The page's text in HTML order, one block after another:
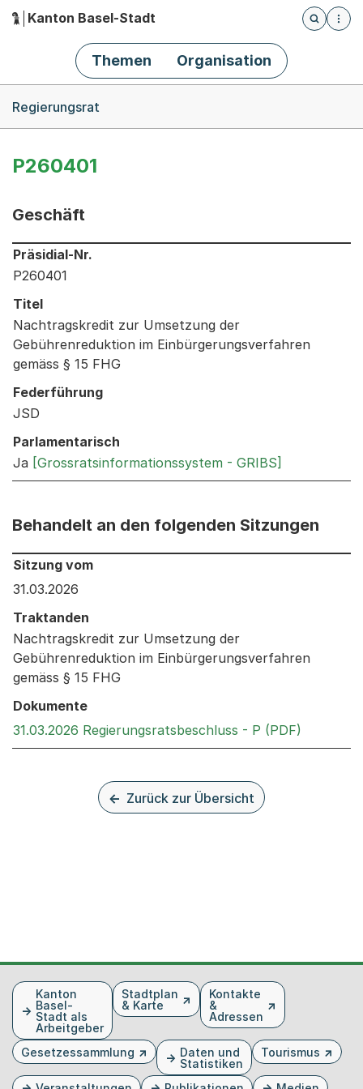
Hauptnavigation
Kanton Basel-Stadt
Öffnet
Themen Organisation
Regierungsrat
P260401
Geschäft
Informationen zum Ausgewählten Geschäft
Präsidial-Nr.
P260401
Titel
Nachtragskredit zur Umsetzung der
Gebührenreduktion im Einbürgerungsverfahren
gemäss § 15 FHG
Federführung
JSD
Parlamentarisch
Ja [Grossratsinformationssystem - GRIBS]
Behandelt an den folgenden Sitzungen
Behandelt an den folgenden Sitzungen: Informationen
Sitzung vom
31.03.2026
Traktanden
Nachtragskredit zur Umsetzung der
Gebührenreduktion im Einbürgerungsverfahren
gemäss § 15 FHG
Dokumente
31.03.2026 Regierungsratsbeschluss - P (PDF)
Zurück zur Übersicht
FusszeileKanton
Basel-
Stadt als
Arbeitgeber
Stadtplan
& Karte
Kontakte
&
Adressen
Gesetzessammlung
Daten und
Statistiken
Tourismus